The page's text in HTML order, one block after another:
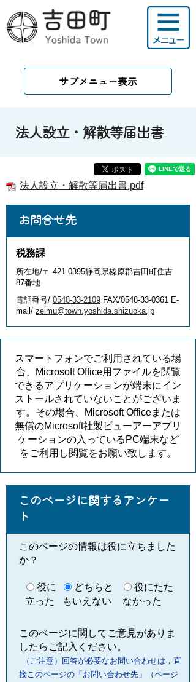
サブメニュー表示
法人設立・解散等届出書
法人設立・解散等届出書.pdf
お問合せ先
税務課
所在地/〒 421-0395静岡県榛原郡吉田町住吉
87番地
電話番号/ 0548-33-2109 FAX/0548-33-0361 E-
mail/ zeimu@town.yoshida.shizuoka.jp
スマートフォンでご利用されている場
合、Microsoft Office用ファイルを閲覧
できるアプリケーションが端末にイン
ストールされていないことがございま
す。その場合、Microsoft Officeまたは
無償のMicrosoft社製ビューアーアプリ
ケーションの入っているPC端末など
をご利用し閲覧をお願い致します。
このページに関するアンケー
ト
このページの情報は役に立ちました
か？
役に
立った
どちらと
もいえない
役にたた
なかった
このページに関してご意見がありま
したらご記入ください。
（ご注意）回答が必要なお問い合わせは，直
接このページの「お問い合わせ先」（ページ